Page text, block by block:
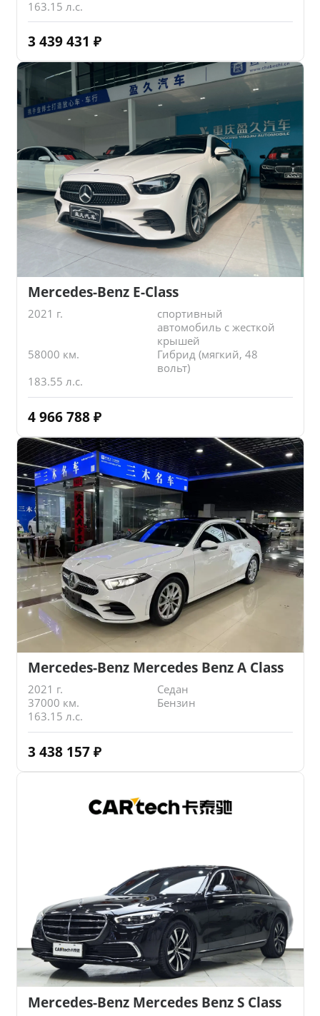
163.15 л.с.
3 439 431 ₽
Mercedes-Benz E-Class
2021 г.
спортивный
автомобиль с жесткой
крышей
58000 км.
Гибрид (мягкий, 48
вольт)
183.55 л.с.
4 966 788 ₽
Mercedes-Benz Mercedes Benz A Class
2021 г.
Седан
37000 км.
Бензин
163.15 л.с.
3 438 157 ₽
Mercedes-Benz Mercedes Benz S Class